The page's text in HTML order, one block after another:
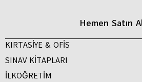
Hemen Satın
KIRTASİYE & OFİS
SINAV KİTAPLARI
İLKÖĞRETİM